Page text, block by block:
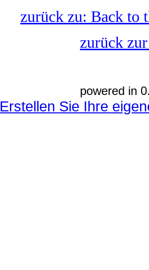
zurück zu: Back to
zurück
powered in
Erstellen Sie Ihre